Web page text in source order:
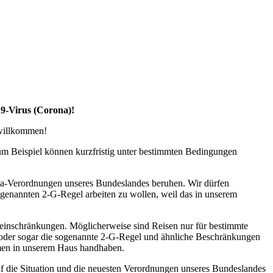
Virus (Corona)!
Beispiel können kurzfristig unter bestimmten Bedingungen
unseres Bundeslandes beruhen. Wir dürfen
2-G-Regel arbeiten zu wollen, weil das in unserem
Möglicherweise sind Reisen nur für bestimmte
sogar die sogenannte 2-G-Regel und ähnliche Beschränkungen
in unserem Haus handhaben.
Situation und die neuesten Verordnungen unseres Bundeslandes